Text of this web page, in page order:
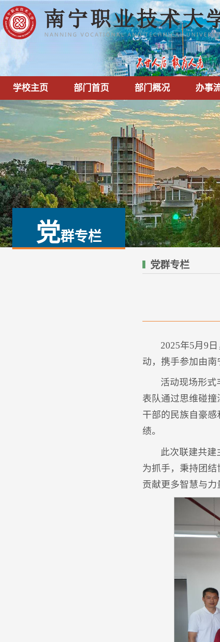
学校主页 部门首页 部门概况 办事
党群专栏
党群专栏
2025年5月9
动，携手参加由南
活动现场形式
表队通过思维碰
干部的民族自豪
绩。
此次联建共
为抓手，秉持团
贡献更多智慧与力